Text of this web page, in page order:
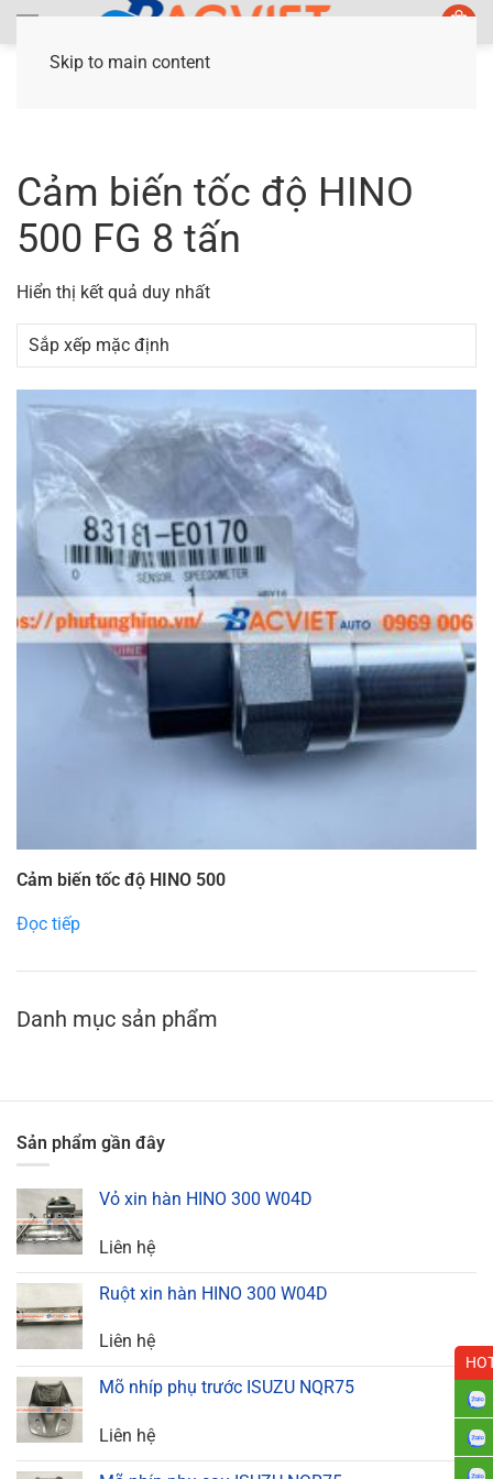
Skip to main content
Cảm biến tốc độ HINO
500 FG 8 tấn
Hiển thị kết quả duy nhất
Cảm biến tốc độ HINO 500
Đọc tiếp
Danh mục sản phẩm
Sản phẩm gần đây
Vỏ xin hàn HINO 300 W04D
Liên hệ
Ruột xin hàn HINO 300 W04D
Liên hệ
Mõ nhíp phụ trước ISUZU NQR75
Liên hệ